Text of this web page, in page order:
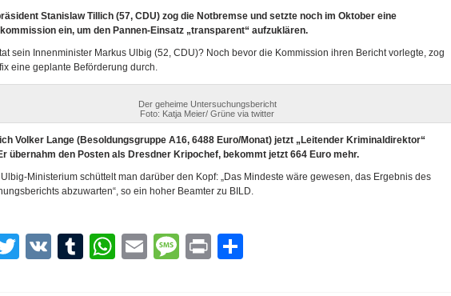
Stanislaw Tillich (57, CDU) zog die Notbremse und setzte noch im Oktober eine
ein, um den Pannen-Einsatz „transparent“ aufzuklären.
sein Innenminister Markus Ulbig (52, CDU)? Noch bevor die Kommission ihren Bericht vorlegte, zog
eine geplante Beförderung durch.
Der geheime Untersuchungsbericht
Foto: Katja Meier/ Grüne via twitter
Volker Lange (Besoldungsgruppe A16, 6488 Euro/Monat) jetzt „Leitender Kriminaldirektor“
übernahm den Posten als Dresdner Kripochef, bekommt jetzt 664 Euro mehr.
Ministerium schüttelt man darüber den Kopf: „Das Mindeste wäre gewesen, das Ergebnis des
abzuwarten“, so ein hoher Beamter zu BILD.
Twitter
VK Tumblr
WhatsApp
EmailMessage
Print